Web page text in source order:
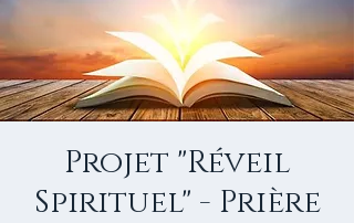
Projet "Réveil
Spirituel" - Prière